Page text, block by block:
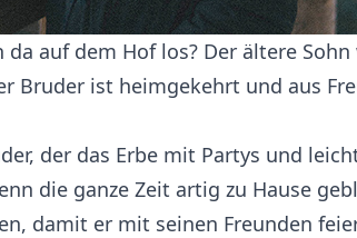
auf dem Hof los? Der ältere
Bruder ist heimgekehrt und aus
der das Erbe mit Partys und
die ganze Zeit artig zu Hause
damit er mit seinen Freunden